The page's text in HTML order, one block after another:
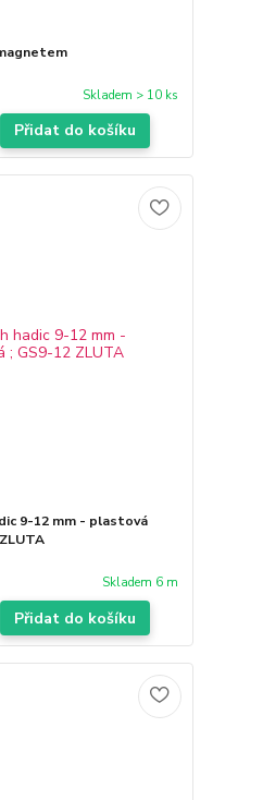
Skladem > 10 ks
Přidat do košíku
9-12 mm - plastová
Skladem 6 m
Přidat do košíku